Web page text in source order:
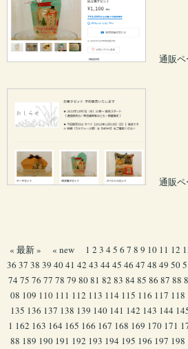
通販
通販
« 最新 » « new 1 2 3 4 5 6 7 8 9 10 11 12
36 37 38 39 4041 42 43 44 45 46 47 48 49 50
74 75 76 77 78 79 8081 82 83 84 85 86 87 88
08 109 110 111 112 113 114 115 116 117 118
135 136 137 138 139 140 141 142 143 144
1 162 163 164 165 166 167 168 169 170 171
88 189 190 191 192 193 194 195 196 197 198